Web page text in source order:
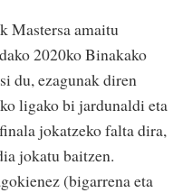
Mastersa amaitu
2020ko Binakako
du, ezagunak diren
ligako bi jardunaldi eta
jokatzeko falta dira,
jokatu baitzen.
(bigarrena eta